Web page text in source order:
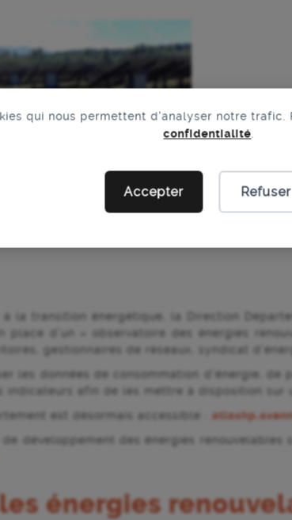
qui nous permettent d'analyser notre trafic.
confidentialité
Accepter Refuser
des énergies
la transition énergétique, la Direction
place d’un « observatoire des énergies
gestionnaires de réseaux, syndicat
les données de consommation d’énergie, de
afin de les mettre à disposition sur
est désormais accessible :
développement des énergies renouvelables
énergies